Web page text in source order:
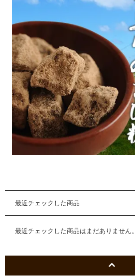
最近チェックした商品
最近チェックした商品はまだありません。